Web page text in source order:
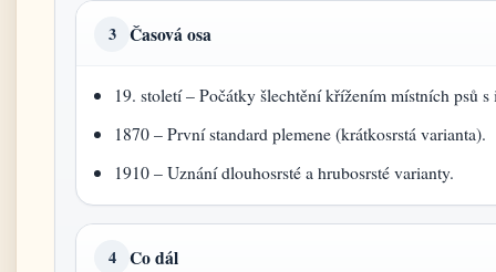
3 Časová osa
19. století – Počátky šlechtění křížením místních psů
1870 – První standard plemene (krátkosrstá varianta).
1910 – Uznání dlouhosrsté a hrubosrsté varianty.
4 Co dál